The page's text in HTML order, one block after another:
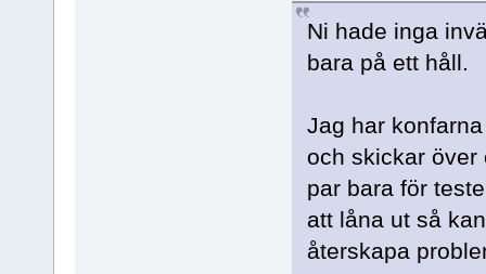
Ni hade inga
bara på ett håll.
Jag har
och skickar över
par bara för
att låna ut så
återskapa